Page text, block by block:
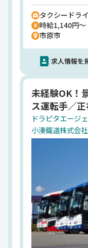
万円の社宅制度
題や千葉ロッテ
ではの福利厚生
イベートも楽し
めてみませんか
タクシードラ
時給1,140円～
市原市
求人情報を
未経験OK！
ス運転手／正
ドラピタエージ
小湊鐵道株式会